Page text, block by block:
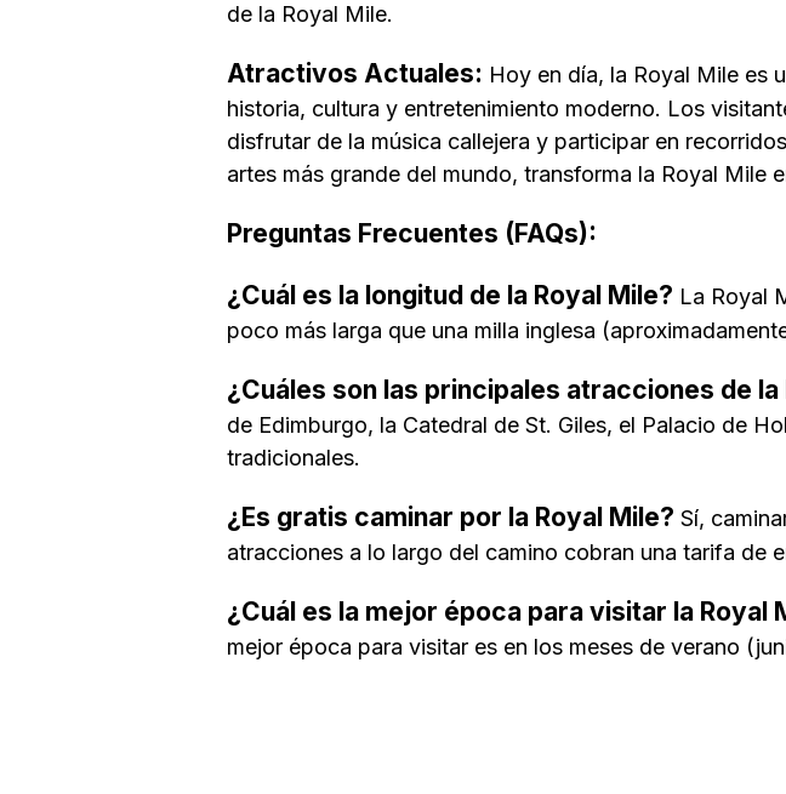
de la Royal Mile.
Atractivos Actuales: Hoy en día, la Royal Mile es
historia, cultura y entretenimiento moderno. Los
disfrutar de la música callejera y participar en
artes más grande del mundo, transforma la Royal Mile
Preguntas Frecuentes (FAQs):
¿Cuál es la longitud de la Royal Mile? La Royal
poco más larga que una milla inglesa
¿Cuáles son las principales atracciones de la
de Edimburgo, la Catedral de St. Giles, el Palacio de
tradicionales.
¿Es gratis caminar por la Royal Mile? Sí,
atracciones a lo largo del camino cobran una tarifa de
¿Cuál es la mejor época para visitar la Royal
mejor época para visitar es en los meses de verano